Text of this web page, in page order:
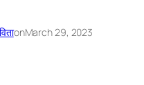
onMarch 29, 2023